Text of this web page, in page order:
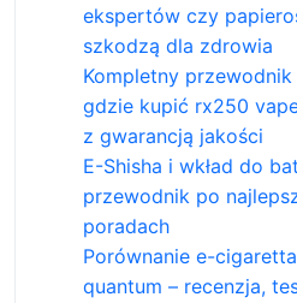
ekspertów czy
szkodzą dla zdrowia
Kompletny
gdzie kupić rx250
z gwarancją jakości
E-Shisha i wkład do
przewodnik po
poradach
Porównanie e-
quantum – recenzja,